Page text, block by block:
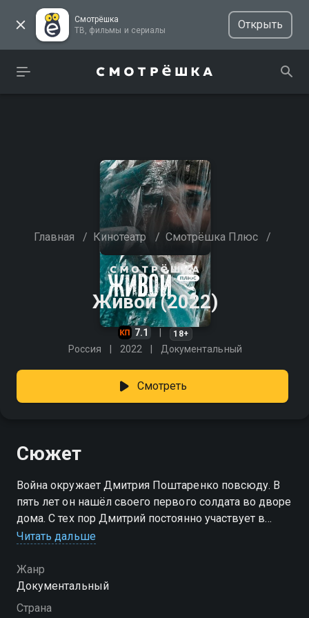
Смотрёшка
ТВ, фильмы и сериалы
Открыть
Главная / Кинотеатр / Смотрёшка Плюс /
Живой (2022)
7.1 18+
Россия 2022 Документальный
Смотреть
Сюжет
Война окружает Дмитрия Поштаренко повсюду. В
пять лет он нашёл своего первого солдата во дворе
дома. С тех пор Дмитрий постоянно участвует в
поисках бойцов, погибших во время Второй
разыскивает его родственников, передает
сохранившиеся вещи, воскрешая память о нем.
Несколько лет назад Дмитрий решил создать
Читать дальше
Жанр
Документальный
Страна